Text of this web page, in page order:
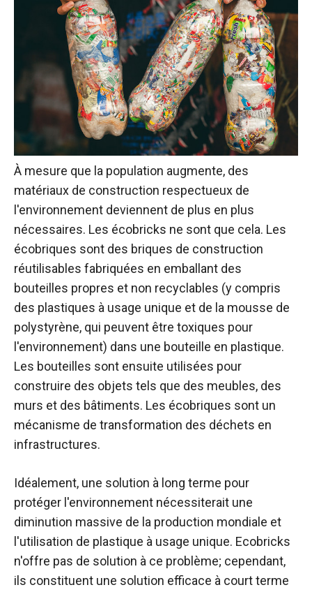
À mesure que la population augmente, des
matériaux de construction respectueux de
l'environnement deviennent de plus en plus
nécessaires. Les écobricks ne sont que cela. Les
écobriques sont des briques de construction
réutilisables fabriquées en emballant des
bouteilles propres et non recyclables (y compris
des plastiques à usage unique et de la mousse de
polystyrène, qui peuvent être toxiques pour
l'environnement) dans une bouteille en plastique.
Les bouteilles sont ensuite utilisées pour
construire des objets tels que des meubles, des
murs et des bâtiments. Les écobriques sont un
mécanisme de transformation des déchets en
infrastructures.
Idéalement, une solution à long terme pour
protéger l'environnement nécessiterait une
diminution massive de la production mondiale et
l'utilisation de plastique à usage unique. Ecobricks
n'offre pas de solution à ce problème; cependant,
ils constituent une solution efficace à court terme